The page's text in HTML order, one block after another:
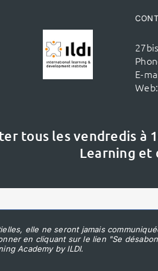
E-
Web:
tous les vendredis à
Learning et
elle ne seront jamais
en cliquant sur le lien "Se
Academy by ILDI.